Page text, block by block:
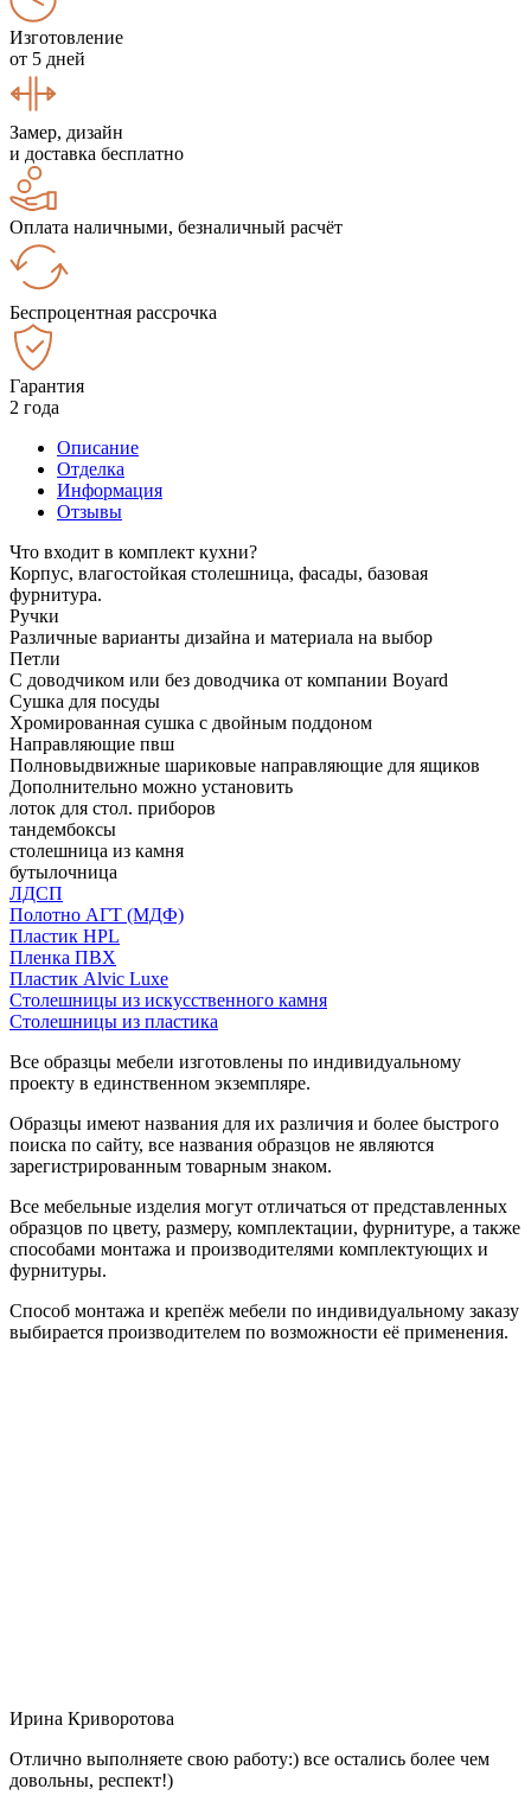
Изготовление
от 5 дней
Замер, дизайн
и доставка бесплатно
Оплата наличными, безналичный расчёт
Беспроцентная рассрочка
Гарантия
2 года
Описание
Отделка
Информация
Отзывы
Что входит в комплект кухни?
Корпус, влагостойкая столешница, фасады, базовая
фурнитура.
Ручки
Различные варианты дизайна и материала на выбор
Петли
С доводчиком или без доводчика от компании Boyard
Сушка для посуды
Хромированная сушка с двойным поддоном
Направляющие пвш
Полновыдвижные шариковые направляющие для ящиков
Дополнительно можно установить
лоток для стол. приборов
тандембоксы
столешница из камня
бутылочница
ЛДСП
Полотно АГТ (МДФ)
Пластик HPL
Пленка ПВХ
Пластик Alvic Luxe
Столешницы из искусственного камня
Столешницы из пластика
Все образцы мебели изготовлены по индивидуальному
проекту в единственном экземпляре.
Образцы имеют названия для их различия и более быстрого
поиска по сайту, все названия образцов не являются
зарегистрированным товарным знаком.
Все мебельные изделия могут отличаться от представленных
образцов по цвету, размеру, комплектации, фурнитуре, а также
способами монтажа и производителями комплектующих и
фурнитуры.
Способ монтажа и крепёж мебели по индивидуальному заказу
выбирается производителем по возможности её применения.
Ирина Криворотова
Отлично выполняете свою работу:) все остались более чем
довольны, респект!)